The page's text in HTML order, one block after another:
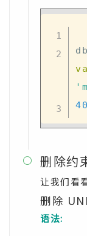
 删除约
让我们看
删除
语法: